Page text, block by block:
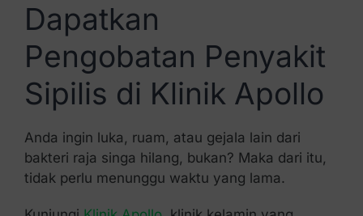
Dapatkan
Pengobatan Penyakit
Sipilis di Klinik Apollo
Anda ingin luka, ruam, atau gejala lain dari
bakteri raja singa hilang, bukan? Maka dari itu,
tidak perlu menunggu waktu yang lama.